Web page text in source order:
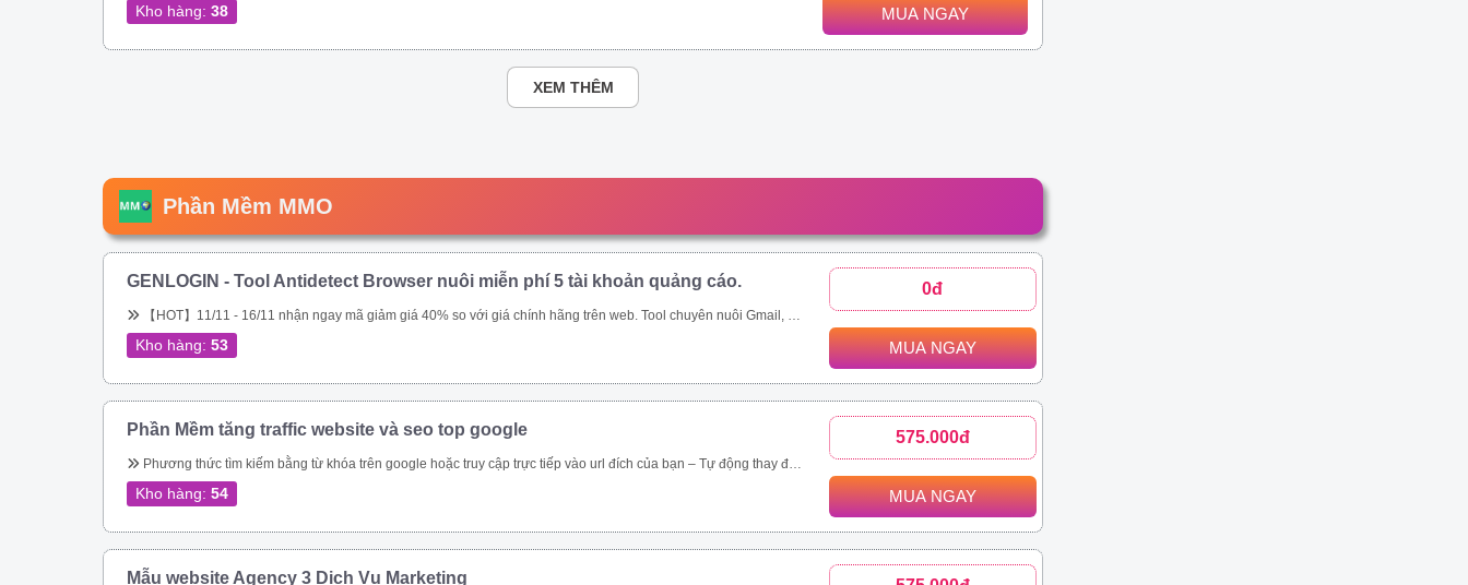
Kho hàng: 38 MUA NGAY
XEM THÊM
Phần Mềm MMO
GENLOGIN - Tool Antidetect Browser nuôi miễn phí 5 tài khoản quảng cáo.
【HOT】11/11 - 16/11 nhận ngay mã giảm giá 40% so với giá chính hãng trên web. Tool chuyên nuôi Gmail, nuôi tài khoản Google Ads. Miễn phí 5 profile trọn đời. Sắp tới ae sẽ được tặng miễn phí, hoặc được \\\\\\\\\\\\\\\\\\\\\\\\\\\\\\\&amp;amp;quot;mua rẻ\\\\\\\\\\\\\\\\\\\\\\\\\\\\\\\&amp;amp;quot; các tool tự động thông qua ứng dụng này - Auto đăng nhập gmail, auto nuôi mail, auto tạo tài khoản quảng cáo, auto add thẻ, auto kháng....
Kho hàng: 53
0đ
MUA NGAY
Phần Mềm tăng traffic website và seo top google
Phương thức tìm kiếm bằng từ khóa trên google hoặc truy cập trực tiếp vào url đích của bạn – Tự động thay đổi địa chỉ IP – Tự động thay đổi Local IP – Giả lập được trên Mobile, Tablet, Laptop, Tablet bằng UserAgent và giả lập được trên mọi trình duyệt, hệ điều hành. – Chạy đa luồng (Mở nhiều cửa sổ cùng lúc) để tăng tốc độ SEO. Vĩnh viễn, bảo hành 1 đổi 1 tool Video demo : https://drive.google.com/drive/folders/1tPeGf4iXaQ1i7g7s_LQQlKB9Qcmt_-Cm
Kho hàng: 54
575.000đ
MUA NGAY
Mẫu website Agency 3 Dịch Vụ Marketing